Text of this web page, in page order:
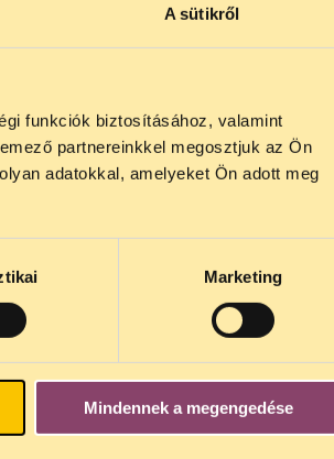
A sütikről
funkciók biztosításához, valamint
partnereinkkel megosztjuk az Ön
adatokkal, amelyeket Ön adott meg
Marketing
Mindennek a megengedése
július 27 és
augusztus 25-én